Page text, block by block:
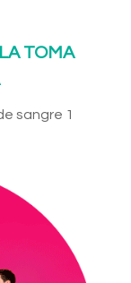
TOMA
sangre 1